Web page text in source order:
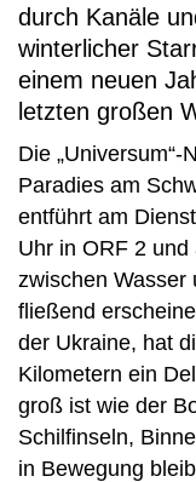
durch Kanäle
winterlicher
einem neuen
letzten großen
Die „Universum“-
Paradies am
entführt am
Uhr in ORF 2
zwischen Wasser
fließend
der Ukraine, hat
Kilometern ein
groß ist wie der
Schilfinseln,
in Bewegung